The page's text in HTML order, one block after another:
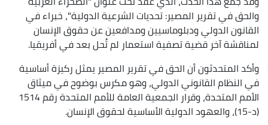
والحق في تقرير المصير: تحديات الشرعية الدولية"، خبراء في
القانون الدولي ودبلوماسيين ومدافعين عن حقوق الإنسان
لمناقشة آخر قضية تصفية استعمار لم تُحل بعد في أفريقيا.
وأكد المتحدثون أن الحق في تقرير المصير يمثل ركيزة أساسية
في النظام القانوني الدولي، وهو مكرس بوضوح في ميثاق
الأمم المتحدة، وقرار الجمعية العامة للأمم المتحدة رقم 1514
(د-15)، والعهود الدولية الأساسية لحقوق الإنسان.